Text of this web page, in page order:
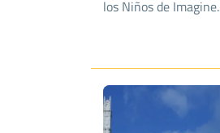
los Niños de Imagine.